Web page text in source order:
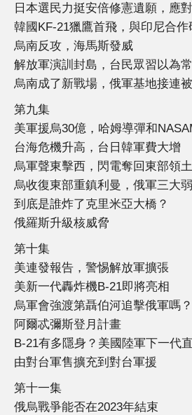
日本選民力挺安倍修憲遺願，應
韓國KF-21獵鷹首飛，與印尼合作
烏南反攻，海馬斯發威
解放軍演訓封島，台民眾習以為常
烏南成了新戰場，俄軍基地接連
第九集
美軍援烏30億，哈姆導彈和
台海危機升高，台日韓軍費大增
烏軍聲東擊西，閃電奪回東部領土
烏收復東部重鎮利曼，俄軍三大
到底是誰炸了克里米亞大橋？
俄羅斯升級核威脅
第十集
美連發報告，警惕解放軍擴張
美新一代轟炸機B-21即將亮相
烏軍會強渡第聶伯河追擊俄軍嗎？
阿爾忒彌斯登月計畫
B-21有多隱身？美國陸軍下一代
由對台軍售擴充到對台軍援
第十一集
俄烏戰爭能否在2023年結束